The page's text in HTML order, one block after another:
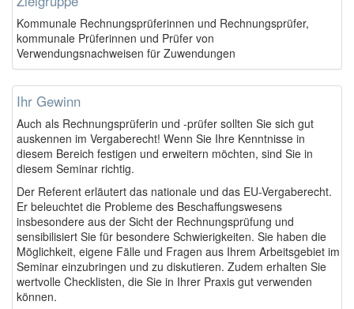
Kommunale Rechnungsprüferinnen und Rechnungsprüfer,
kommunale Prüferinnen und Prüfer von
Verwendungsnachweisen für Zuwendungen
Ihr Gewinn
Auch als Rechnungsprüferin und -prüfer sollten Sie sich gut
auskennen im Vergaberecht! Wenn Sie Ihre Kenntnisse in
diesem Bereich festigen und erweitern möchten, sind Sie in
diesem Seminar richtig.
Der Referent erläutert das nationale und das EU-Vergaberecht.
Er beleuchtet die Probleme des Beschaffungswesens
insbesondere aus der Sicht der Rechnungsprüfung und
sensibilisiert Sie für besondere Schwierigkeiten. Sie haben die
Möglichkeit, eigene Fälle und Fragen aus Ihrem Arbeitsgebiet im
Seminar einzubringen und zu diskutieren. Zudem erhalten Sie
wertvolle Checklisten, die Sie in Ihrer Praxis gut verwenden
können.